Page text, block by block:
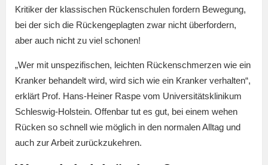
Kritiker der klassischen Rückenschulen fordern Bewegung,
bei der sich die Rückengeplagten zwar nicht überfordern,
aber auch nicht zu viel schonen!
„Wer mit unspezifischen, leichten Rückenschmerzen wie ein
Kranker behandelt wird, wird sich wie ein Kranker verhalten“,
erklärt Prof. Hans-Heiner Raspe vom Universitätsklinikum
Schleswig-Holstein. Offenbar tut es gut, bei einem wehen
Rücken so schnell wie möglich in den normalen Alltag und
auch zur Arbeit zurückzukehren.